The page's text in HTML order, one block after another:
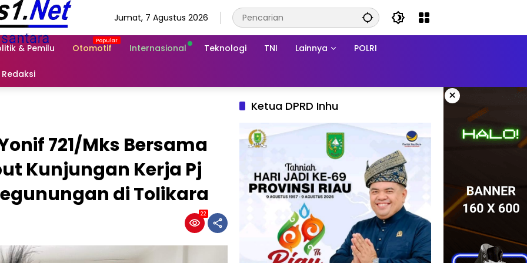
Jumat, 7 Agustus 2026
& Pemilu Otomotif Internasional Teknologi TNI Lainnya POLRI
Redaksi
×
721/Mks Bersama
Kunjungan Kerja Pj
di Tolikara
22
Ketua DPRD Inhu